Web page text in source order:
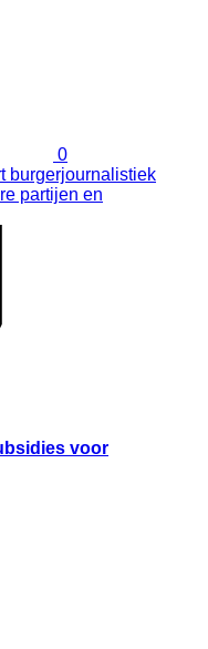
0
burgerjournalistiek
partijen en
voor